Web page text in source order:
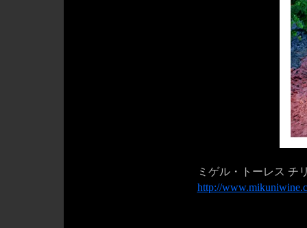
ミゲル・トーレス チ
http://